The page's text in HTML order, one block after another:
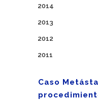
2014
2013
2012
2011
Caso